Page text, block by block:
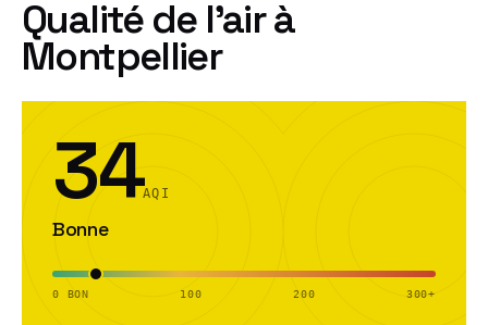
Qualité de l'air à
Montpellier
34AQI
Bonne
0 BON 100 200 300+